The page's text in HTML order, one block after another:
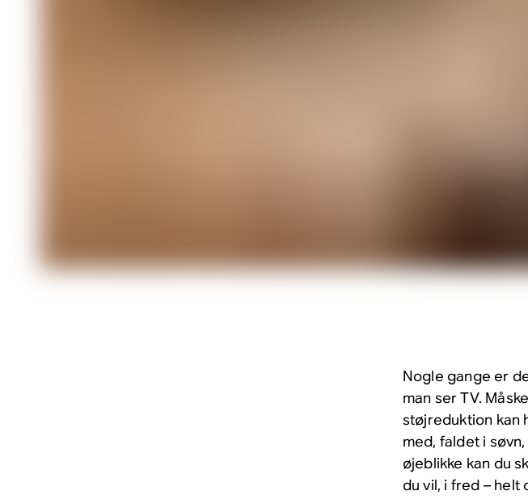
Nogle gange er
man ser TV.
støjreduktion kan
med, faldet i
øjeblikke kan du
du vil, i fred – helt